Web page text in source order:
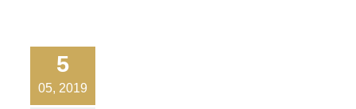
5
05, 2019